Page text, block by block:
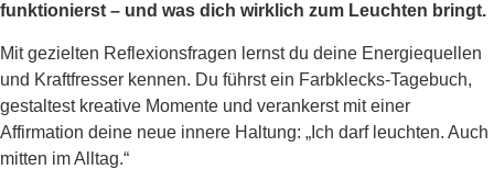
funktionierst – und was dich wirklich zum Leuchten bringt.
Mit gezielten Reflexionsfragen lernst du deine Energiequellen
und Kraftfresser kennen. Du führst ein Farbklecks-Tagebuch,
gestaltest kreative Momente und verankerst mit einer
Affirmation deine neue innere Haltung: „Ich darf leuchten. Auch
mitten im Alltag.“